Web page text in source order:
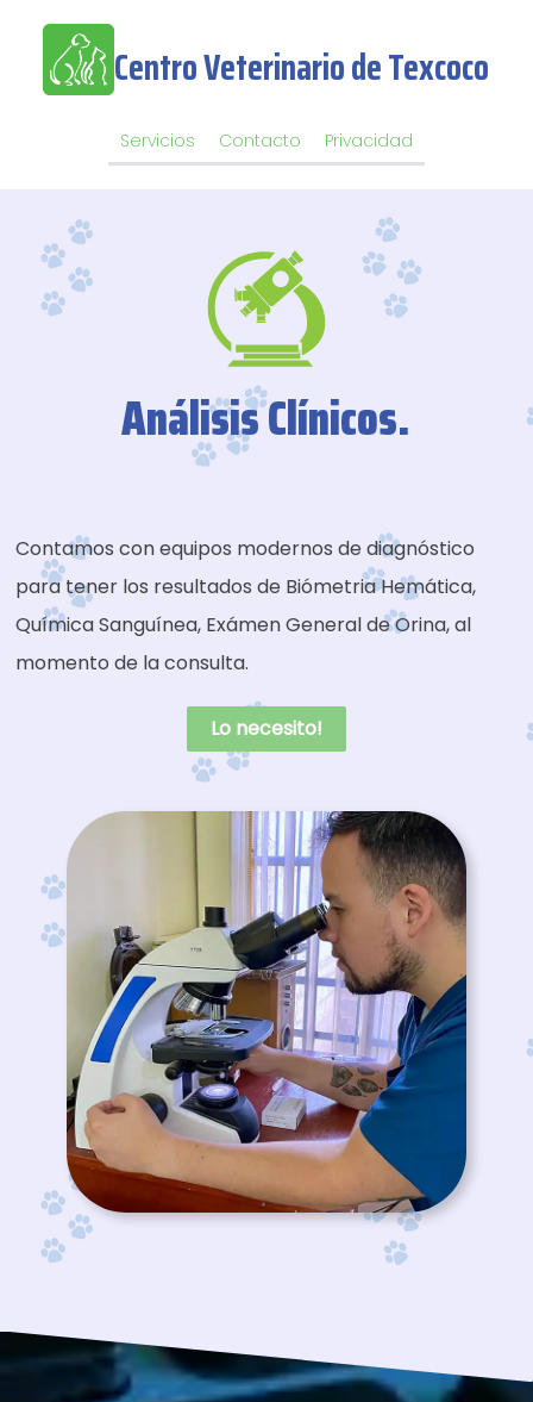
Centro Veterinario de Texcoco
Servicios Contacto Privacidad
Análisis Clínicos.
Contamos con equipos modernos de diagnóstico
para tener los resultados de Biómetria Hemática,
Química Sanguínea, Exámen General de Orina, al
momento de la consulta.
Lo necesito!